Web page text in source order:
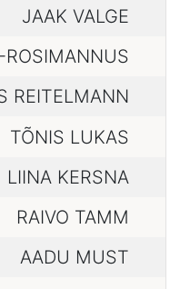
JAAK VALGE
REITELMANN
TÕNIS LUKAS
LIINA KERSNA
RAIVO TAMM
AADU MUST